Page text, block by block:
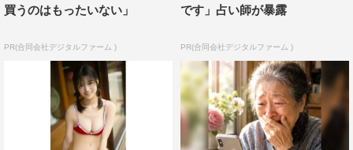
買うのはもったいない」
PR(合同会社デジタルファーム )
です」占い師が暴露
PR(合同会社デジタルファーム )